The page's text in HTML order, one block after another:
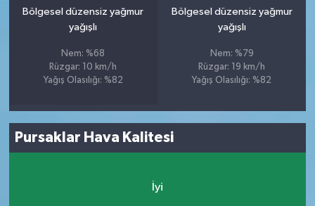
Bölgesel düzensiz yağmur
yağışlı
Nem: %68
Rüzgar: 10 km/h
Yağış Olasılığı: %82
Bölgesel düzensiz yağmur
yağışlı
Nem: %79
Rüzgar: 19 km/h
Yağış Olasılığı: %82
Pursaklar Hava Kalitesi
İyi